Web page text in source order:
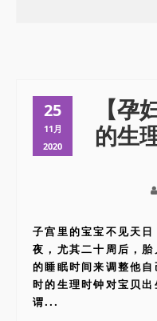
25
11月
2020
【孕
的生
子宫里的宝宝不见天
夜，尤其二十周后，
的睡眠时间来调整他
时的生理时钟对宝贝
谓...